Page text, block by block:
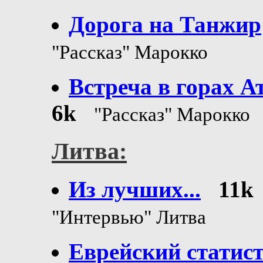
Дорога на Танжир
"Рассказ" Марокко
Встреча в горах
6k
"Рассказ" Марокко
Литва:
Из лучших... 11k
"Интервью" Литва
Еврейский